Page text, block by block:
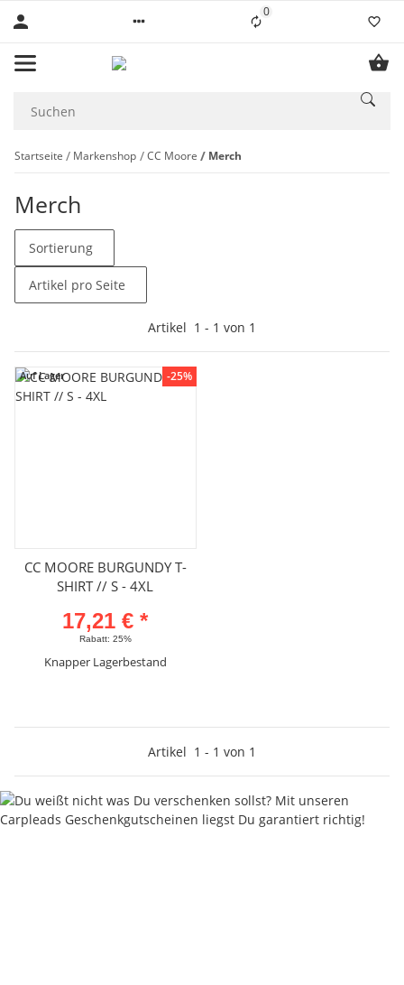
0Liste ist leer
Startseite Markenshop CC Moore Merch
Merch
Sortierung
Artikel pro Seite
Artikel 1 - 1 von 1
Auf Lager -25%
CC MOORE BURGUNDY T-
SHIRT // S - 4XL
17,21 €*
Rabatt: 25%
Knapper Lagerbestand
Artikel 1 - 1 von 1